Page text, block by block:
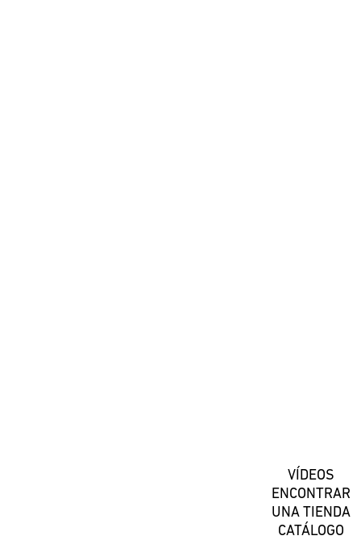
VÍDEOS
ENCONTRAR
UNA TIENDA
CATÁLOGO